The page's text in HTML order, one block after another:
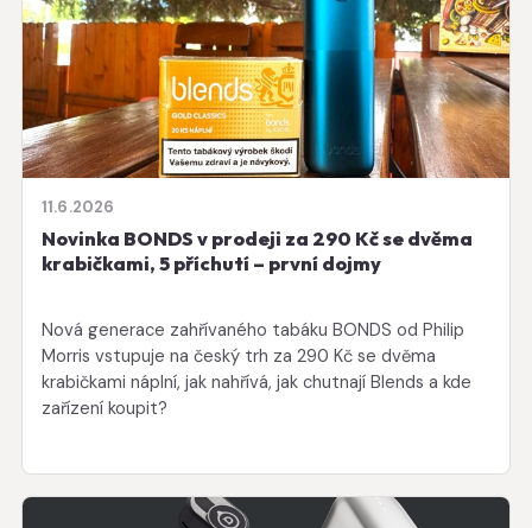
11.6.2026
Novinka BONDS v prodeji za 290 Kč se dvěma
krabičkami, 5 příchutí – první dojmy
Nová generace zahřívaného tabáku BONDS od Philip
Morris vstupuje na český trh za 290 Kč se dvěma
krabičkami náplní, jak nahřívá, jak chutnají Blends a kde
zařízení koupit?